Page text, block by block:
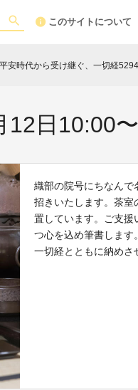
このサイトについて
安時代から受け継ぐ、一切経
12日
織部の院号にちなんで
招きいたします。茶室
置しています。ご支援
つ心を込め筆書します
一切経とともに納めさ